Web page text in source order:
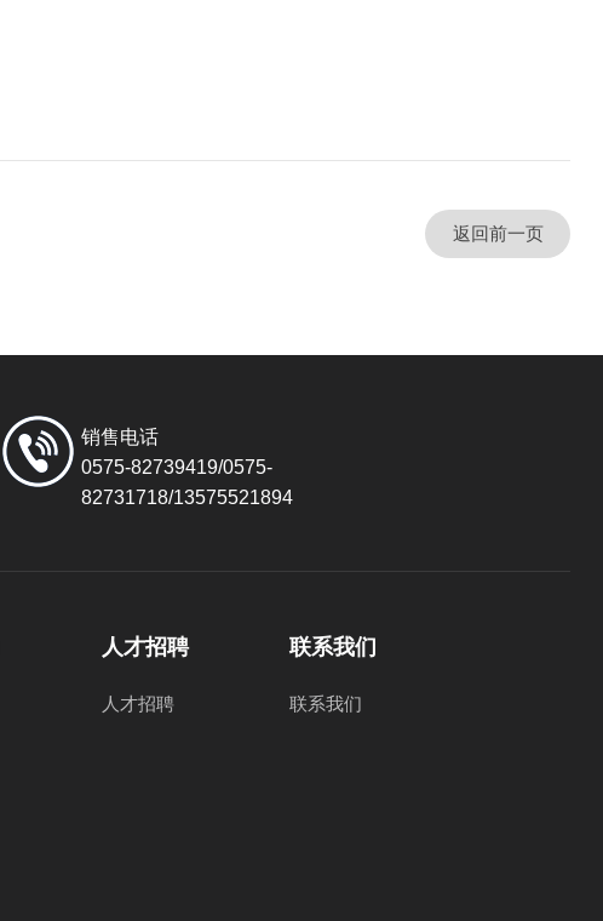
返回前一页
销售电话
0575-82739419/0575-
82731718/13575521894
人才招聘
人才招聘
联系我们
联系我们